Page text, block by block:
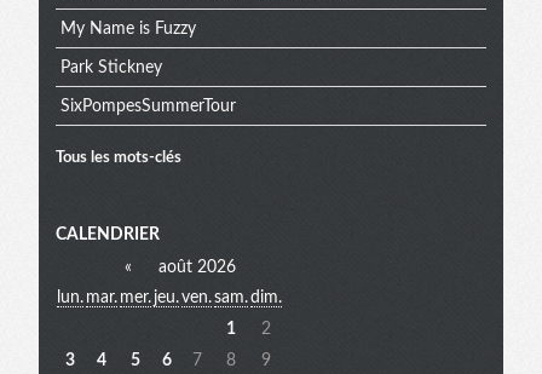
My Name is Fuzzy
Park Stickney
SixPompesSummerTour
Tous les mots-clés
Menu
extra
CALENDRIER
«
août 2026
lun. mar. mer. jeu.ven.sam.dim.
1
2
3
4 5 6 7 8
9